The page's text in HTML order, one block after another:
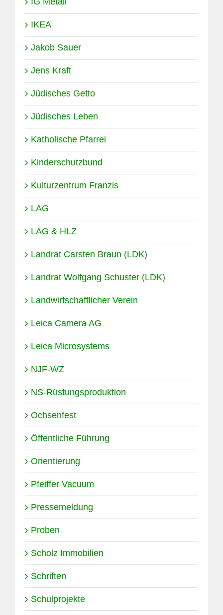
IKEA
Jakob Sauer
Jens Kraft
Jüdisches Getto
Jüdisches Leben
Katholische Pfarrei
Kinderschutzbund
Kulturzentrum Franzis
LAG
LAG & HLZ
Landrat Carsten Braun (LDK)
Landrat Wolfgang Schuster (LDK)
Landwirtschaftlicher Verein
Leica Camera AG
Leica Microsystems
NJF-WZ
NS-Rüstungsproduktion
Ochsenfest
Öffentliche Führung
Orientierung
Pfeiffer Vacuum
Pressemeldung
Proben
Scholz Immobilien
Schriften
Schulprojekte